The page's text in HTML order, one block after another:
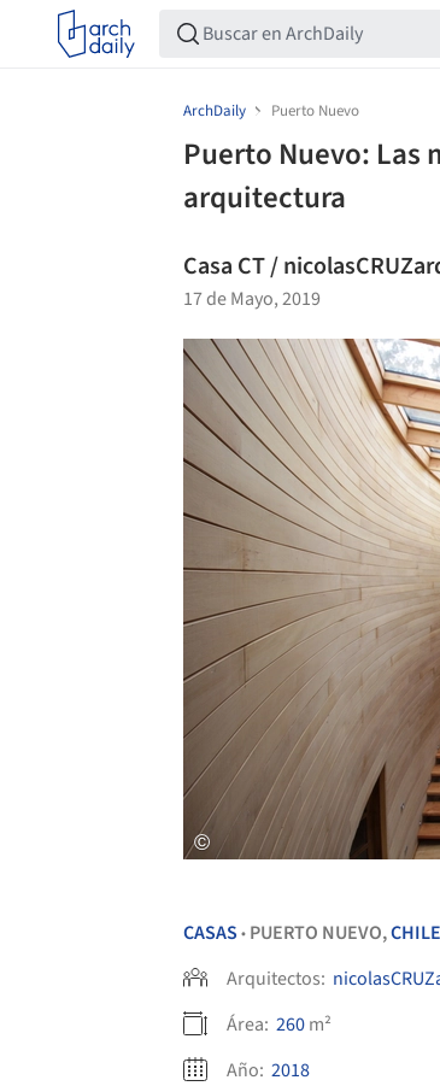
ArchDaily Puerto Nuevo
Puerto Nuevo: Las
arquitectura
Casa CT /
17 de Mayo, 2019
CASAS • PUERTO NUEVO,CHILE
Arquitectos:
Área: 260m²
Año: 2018